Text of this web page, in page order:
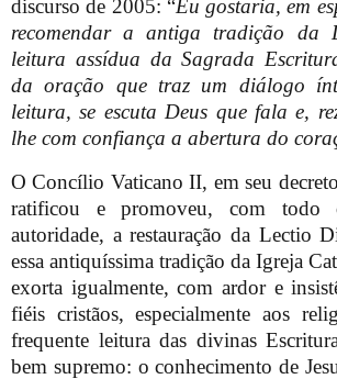
discurso de 2005: “Eu gostaria, em
recomendar a antiga tradição da
leitura assídua da Sagrada
da oração que traz um diálogo
leitura, se escuta Deus que fala e,
lhe com confiança a abertura do
O Concílio Vaticano II, em seu
ratificou e promoveu, com todo
autoridade, a restauração da Lectio
essa antiquíssima tradição da Igreja
exorta igualmente, com ardor e
fiéis cristãos, especialmente aos
frequente leitura das divinas
bem supremo: o conhecimento de